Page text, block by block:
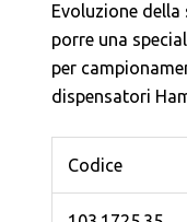
Evoluzione
porre una
per
dispensatori
Codice